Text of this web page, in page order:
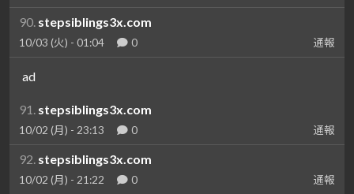
90. stepsiblings3x.com
10/03 (火) - 01:04 0 通報
ad
91. stepsiblings3x.com
10/02 (月) - 23:13 0 通報
92. stepsiblings3x.com
10/02 (月) - 21:22 0 通報